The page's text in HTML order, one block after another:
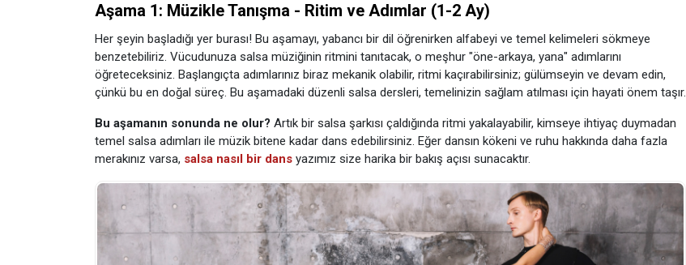
Aşama 1: Müzikle Tanışma - Ritim ve Adımlar (1-2 Ay)
Her şeyin başladığı yer burası! Bu aşamayı, yabancı bir dil öğrenirken alfabeyi ve temel kelimeleri sökmeye
benzetebiliriz. Vücudunuza salsa müziğinin ritmini tanıtacak, o meşhur "öne-arkaya, yana" adımlarını
öğreteceksiniz. Başlangıçta adımlarınız biraz mekanik olabilir, ritmi kaçırabilirsiniz; gülümseyin ve devam edin,
çünkü bu en doğal süreç. Bu aşamadaki düzenli salsa dersleri, temelinizin sağlam atılması için hayati önem taşır.
Bu aşamanın sonunda ne olur? Artık bir salsa şarkısı çaldığında ritmi yakalayabilir, kimseye ihtiyaç duymadan
temel salsa adımları ile müzik bitene kadar dans edebilirsiniz. Eğer dansın kökeni ve ruhu hakkında daha fazla
merakınız varsa, salsa nasıl bir dans yazımız size harika bir bakış açısı sunacaktır.